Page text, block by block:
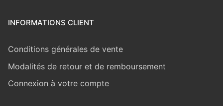
INFORMATIONS CLIENT
Conditions générales de vente
Modalités de retour et de remboursement
Connexion à votre compte